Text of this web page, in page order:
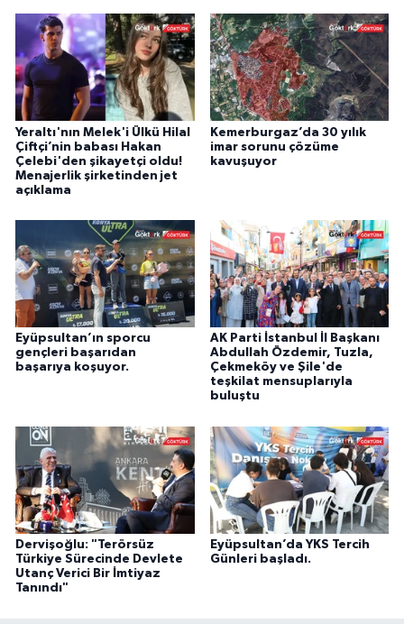
Yeraltı'nın Melek'i Ülkü Hilal
Çiftçi’nin babası Hakan
Çelebi'den şikayetçi oldu!
Menajerlik şirketinden jet
açıklama
Kemerburgaz’da 30 yılık
imar sorunu çözüme
kavuşuyor
Eyüpsultan’ın sporcu
gençleri başarıdan
başarıya koşuyor.
AK Parti İstanbul İl Başkanı
Abdullah Özdemir, Tuzla,
Çekmeköy ve Şile'de
teşkilat mensuplarıyla
buluştu
Dervişoğlu: "Terörsüz
Türkiye Sürecinde Devlete
Utanç Verici Bir İmtiyaz
Tanındı"
Eyüpsultan’da YKS Tercih
Günleri başladı.